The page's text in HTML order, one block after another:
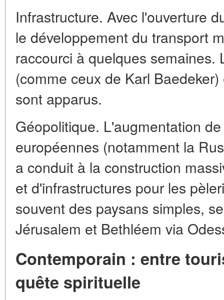
Infrastructure. Avec l'ouverture
le développement du transport
raccourci à quelques semaines.
(comme ceux de Karl
sont apparus.
Géopolitique. L'augmentation
européennes (notamment la
a conduit à la construction
et d'infrastructures pour les
souvent des paysans simples,
Jérusalem et Bethléem via
Contemporain : entre
quête spirituelle